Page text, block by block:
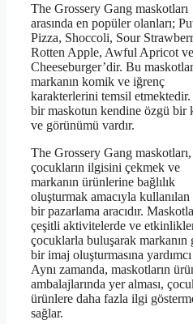
The Grossery Gang maskotları
arasında en popüler olanları;
Pizza, Shoccoli, Sour
Rotten Apple, Awful Apricot
Cheeseburger’dir. Bu
markanın komik ve iğrenç
karakterlerini temsil
bir maskotun kendine özgü bir
ve görünümü vardır.
The Grossery Gang maskotları,
çocukların ilgisini çekmek ve
markanın ürünlerine bağlılık
oluşturmak amacıyla
bir pazarlama aracıdır.
çeşitli aktivitelerde ve
çocuklarla buluşarak markanın
bir imaj oluşturmasına
Aynı zamanda, maskotların
ambalajlarında yer alması,
ürünlere daha fazla ilgi
sağlar.